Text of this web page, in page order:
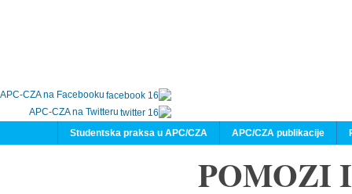
APC-CZA na Facebooku
APC-CZA na Twitteru
APC/CZA publikacije
Studentska praksa u APC/CZA
POMOZI